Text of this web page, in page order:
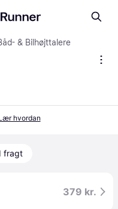
& Bilhøjttalere
hvordan
fragt
379 kr.